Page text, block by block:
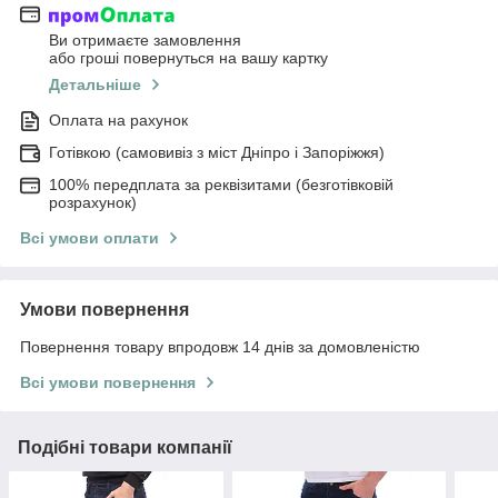
Ви отримаєте замовлення
або гроші повернуться на вашу картку
Детальніше
Оплата на рахунок
Готівкою (самовивіз з міст Дніпро і Запоріжжя)
100% передплата за реквізитами (безготівковій
розрахунок)
Всі умови оплати
Умови повернення
Повернення товару впродовж 14 днів за домовленістю
Всі умови повернення
Подібні товари компанії